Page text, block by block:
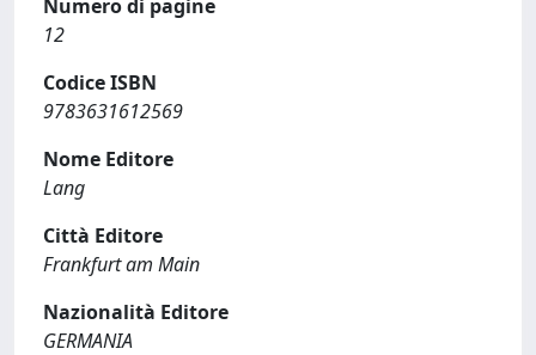
Numero di pagine
12
Codice ISBN
9783631612569
Nome Editore
Lang
Città Editore
Frankfurt am Main
Nazionalità Editore
GERMANIA